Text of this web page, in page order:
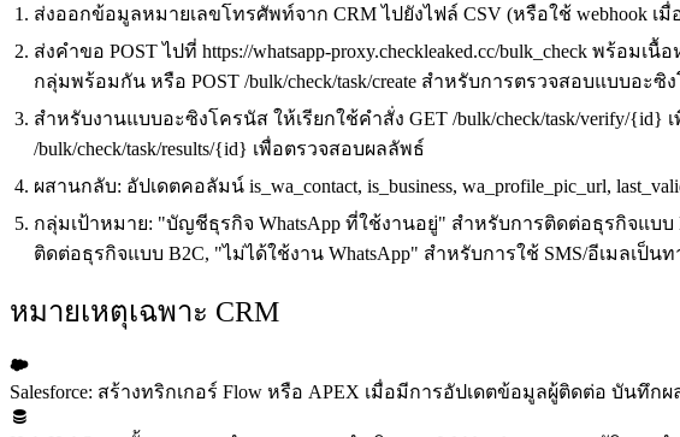
ส่งออกข้อมูลหมายเลขโทรศัพท์จาก CRM ไปยังไฟล์ CSV (หรือใช้ webhook เ
ส่งคำขอ POST ไปที่ https://whatsapp-proxy.checkleaked.cc/bulk_check พร้อม
กลุ่มพร้อมกัน หรือ POST /bulk/check/task/create สำหรับการตรวจสอบแบบอะซิ
สำหรับงานแบบอะซิงโครนัส ให้เรียกใช้คำสั่ง GET /bulk/check/task/verify/
/bulk/check/task/results/{id} เพื่อตรวจสอบผลลัพธ์
ผสานกลับ: อัปเดตคอลัมน์ is_wa_contact, is_business, wa_profile_pic_url,
กลุ่มเป้าหมาย: "บัญชีธุรกิจ WhatsApp ที่ใช้งานอยู่" สำหรับการติดต่อธุรกิจแบ
ติดต่อธุรกิจแบบ B2C, "ไม่ได้ใช้งาน WhatsApp" สำหรับการใช้ SMS/อีเมลเป็นท
หมายเหตุเฉพาะ CRM
Salesforce: สร้างทริกเกอร์ Flow หรือ APEX เมื่อมีการอัปเดตข้อมูลผู้ติดต่อ บันทึ